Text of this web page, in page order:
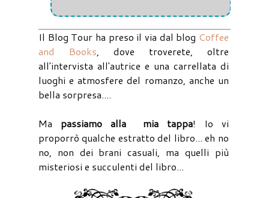
Il Blog Tour ha preso il via dal blog Coffee
and Books, dove troverete, oltre
all'intervista all'autrice e una carrellata di
luoghi e atmosfere del romanzo, anche un
bella sorpresa....
Ma passiamo alla mia tappa! Io vi
proporrò qualche estratto del libro... eh no
no, non dei brani casuali, ma quelli più
misteriosi e succulenti del libro...